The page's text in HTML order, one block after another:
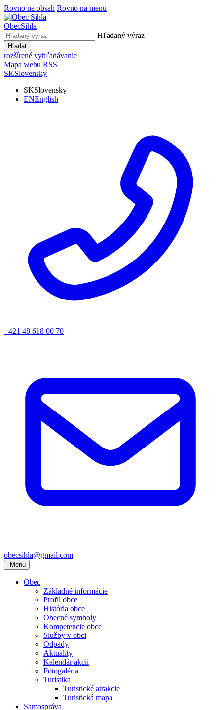
Rovno na obsah Rovno na menu
ObecSihla
Hľadaný výraz
Hľadať
rozšírené vyhľadávanie
Mapa webu RSS
SKSlovensky
SKSlovensky
ENEnglish
+421 48 618 00 70
obecsihla@gmail.com
Menu
Obec
Základné informácie
Profil obce
História obce
Obecné symboly
Kompetencie obce
Služby v obci
Odpady
Aktuality
Kalendár akcií
Fotogaléria
Turistika
Turistické atrakcie
Turistická mapa
Samospráva